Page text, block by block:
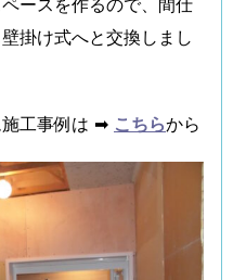
掛け式へと交換しまし
施工事例は ➡ こちらから